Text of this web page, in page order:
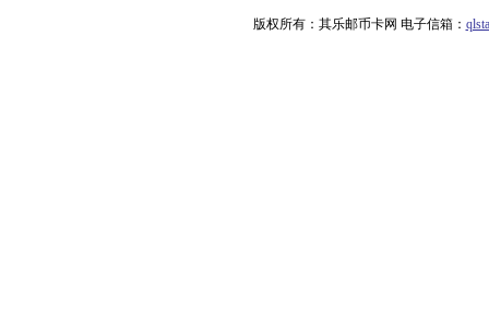
版权所有：其乐邮币卡网 电子信箱：